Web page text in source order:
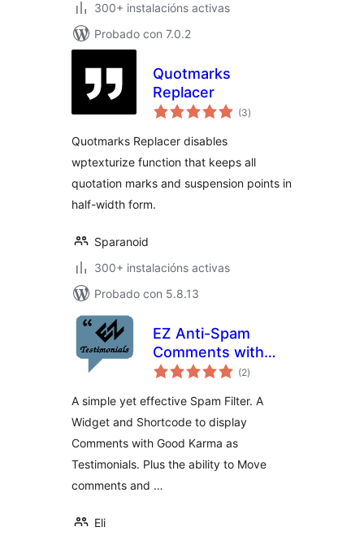
300+ instalacións activas
Probado con 7.0.2
Quotmarks
Replacer
(3valoracións
totais
)
Quotmarks Replacer disables
wptexturize function that keeps all
quotation marks and suspension points in
half-width form.
Sparanoid
300+ instalacións activas
Probado con 5.8.13
EZ Anti-Spam
Comments with
reCAPTCHA (2valoracións
totais
)
A simple yet effective Spam Filter. A
Widget and Shortcode to display
Comments with Good Karma as
Testimonials. Plus the ability to Move
comments and …
Eli